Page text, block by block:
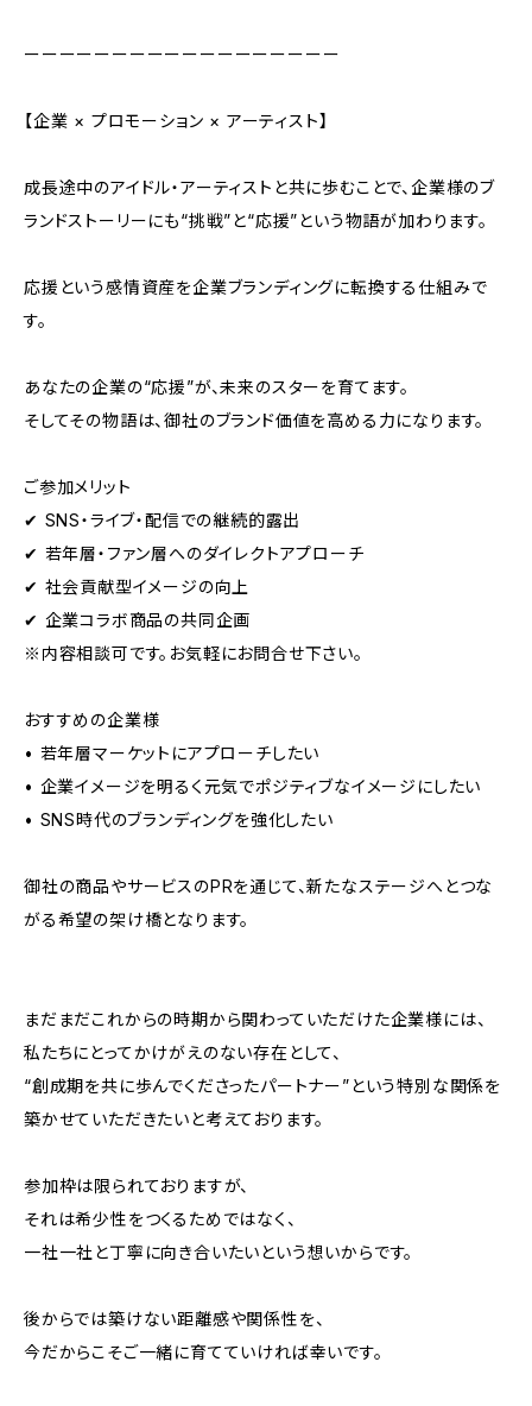
ーーーーーーーーーーーーーーーーーー
【企業 × プロモーション × アーティスト】
成長途中のアイドル・アーティストと共に歩むことで、企業様のブ
ランドストーリーにも“挑戦”と“応援”という物語が加わります。
応援という感情資産を企業ブランディングに転換する仕組みで
す。
あなたの企業の“応援”が、未来のスターを育てます。
そしてその物語は、御社のブランド価値を高める力になります。
ご参加メリット
✔ SNS・ライブ・配信での継続的露出
✔ 若年層・ファン層へのダイレクトアプローチ
✔ 社会貢献型イメージの向上
✔ 企業コラボ商品の共同企画
※内容相談可です。お気軽にお問合せ下さい。
おすすめの企業様
• 若年層マーケットにアプローチしたい
• 企業イメージを明るく元気でポジティブなイメージにしたい
• SNS時代のブランディングを強化したい
御社の商品やサービスのPRを通じて、新たなステージへとつな
がる希望の架け橋となります。
まだまだこれからの時期から関わっていただけた企業様には、
私たちにとってかけがえのない存在として、
“創成期を共に歩んでくださったパートナー”という特別な関係を
築かせていただきたいと考えております。
参加枠は限られておりますが、
それは希少性をつくるためではなく、
一社一社と丁寧に向き合いたいという想いからです。
後からでは築けない距離感や関係性を、
今だからこそご一緒に育てていければ幸いです。